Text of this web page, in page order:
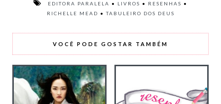
EDITORA PARALELA • LIVROS • RESENHAS •
RICHELLE MEAD •TABULEIRO DOS DEUS
VOCÊ PODE GOSTAR TAMBÉM